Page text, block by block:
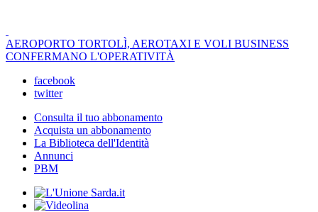
AEROPORTO TORTOLÌ, AEROTAXI E VOLI BUSINESS
CONFERMANO L'OPERATIVITÀ
facebook
twitter
Consulta il tuo abbonamento
Acquista un abbonamento
La Biblioteca dell'Identità
Annunci
PBM